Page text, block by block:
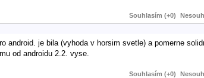
Souhlasím (+0)
android. je bila (vyhoda v horsim svetle) a pomerne
od androidu 2.2. vyse.
Souhlasím (+0)